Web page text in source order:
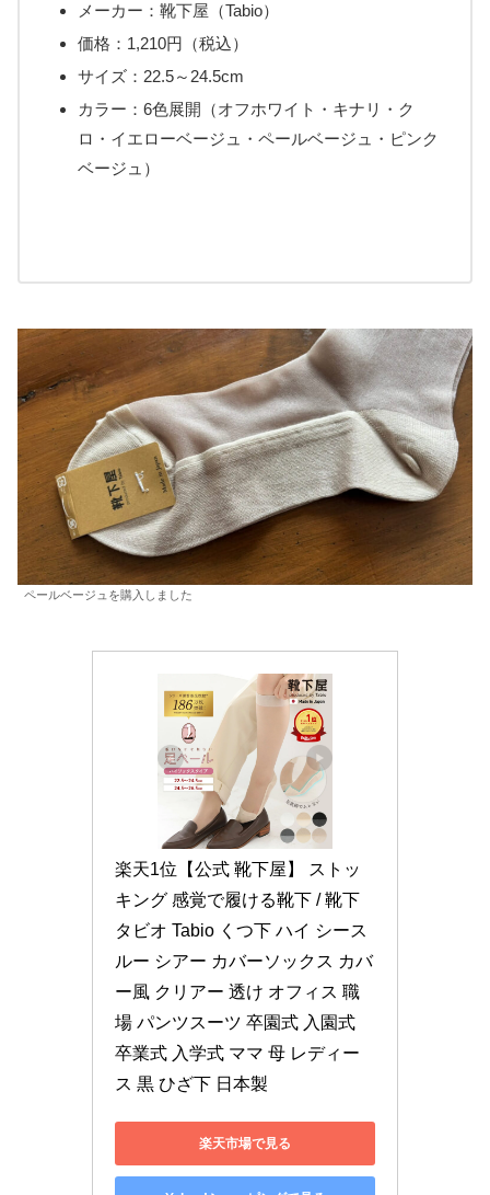
メーカー：靴下屋（Tabio）
価格：1,210円（税込）
サイズ：22.5～24.5cm
カラー：6色展開（オフホワイト・キナリ・ク
ロ・イエローベージュ・ペールベージュ・ピンク
ベージュ）
ペールベージュを購入しました
楽天1位【公式 靴下屋】 ストッ
キング 感覚で履ける靴下 / 靴下
タビオ Tabio くつ下 ハイ シース
ルー シアー カバーソックス カバ
ー風 クリアー 透け オフィス 職
場 パンツスーツ 卒園式 入園式
卒業式 入学式 ママ 母 レディー
ス 黒 ひざ下 日本製
楽天市場で見る